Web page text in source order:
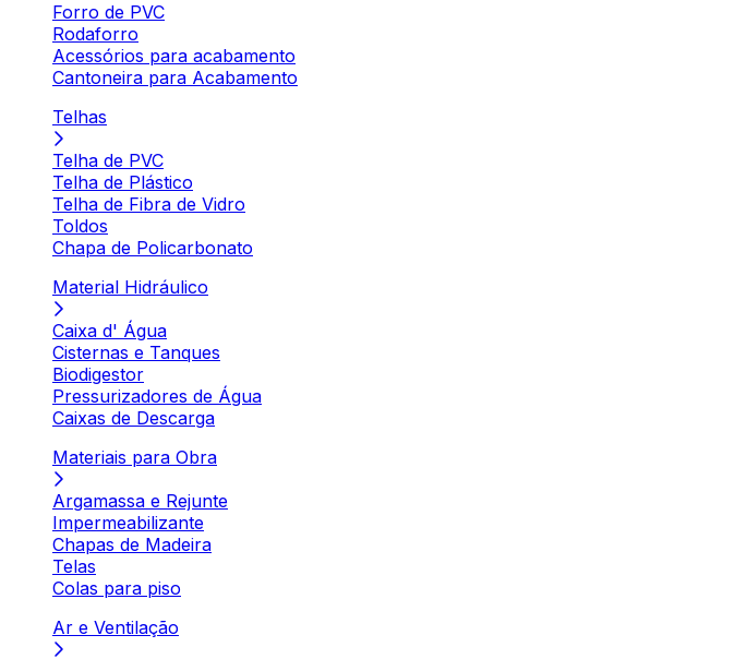
Forro de PVC
Rodaforro
Acessórios para acabamento
Cantoneira para Acabamento
Telhas
Telha de PVC
Telha de Plástico
Telha de Fibra de Vidro
Toldos
Chapa de Policarbonato
Material Hidráulico
Caixa d' Água
Cisternas e Tanques
Biodigestor
Pressurizadores de Água
Caixas de Descarga
Materiais para Obra
Argamassa e Rejunte
Impermeabilizante
Chapas de Madeira
Telas
Colas para piso
Ar e Ventilação